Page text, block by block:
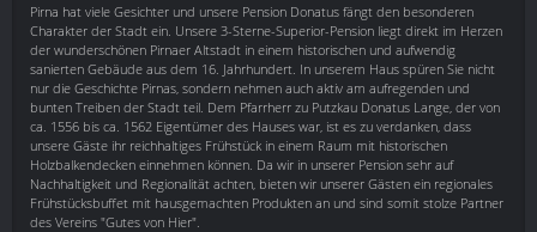
Pirna hat viele Gesichter und unsere Pension Donatus fängt den besonderen
Charakter der Stadt ein. Unsere 3-Sterne-Superior-Pension liegt direkt im Herzen
der wunderschönen Pirnaer Altstadt in einem historischen und aufwendig
sanierten Gebäude aus dem 16. Jahrhundert. In unserem Haus spüren Sie nicht
nur die Geschichte Pirnas, sondern nehmen auch aktiv am aufregenden und
bunten Treiben der Stadt teil. Dem Pfarrherr zu Putzkau Donatus Lange, der von
ca. 1556 bis ca. 1562 Eigentümer des Hauses war, ist es zu verdanken, dass
unsere Gäste ihr reichhaltiges Frühstück in einem Raum mit historischen
Holzbalkendecken einnehmen können. Da wir in unserer Pension sehr auf
Nachhaltigkeit und Regionalität achten, bieten wir unserer Gästen ein regionales
Frühstücksbuffet mit hausgemachten Produkten an und sind somit stolze Partner
des Vereins "Gutes von Hier".